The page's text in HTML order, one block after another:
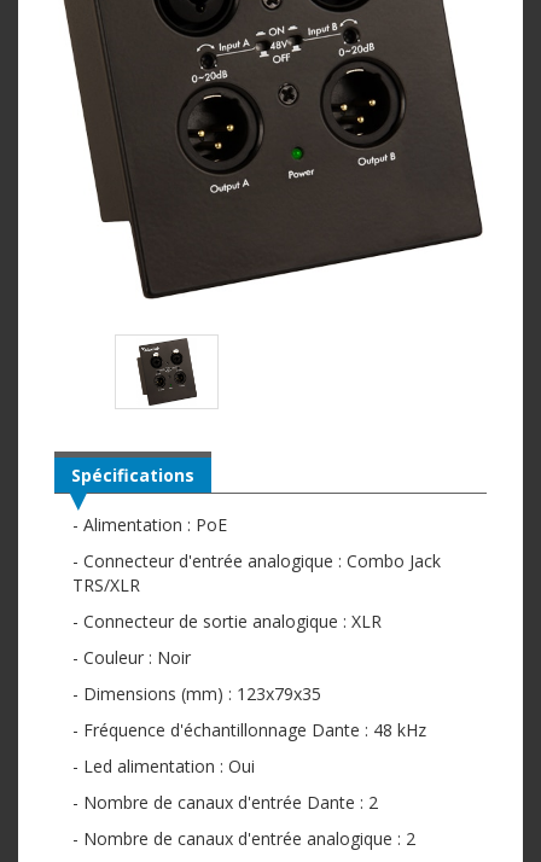
Spécifications
- Alimentation : PoE
- Connecteur d'entrée analogique : Combo Jack
TRS/XLR
- Connecteur de sortie analogique : XLR
- Couleur : Noir
- Dimensions (mm) : 123x79x35
- Fréquence d'échantillonnage Dante : 48 kHz
- Led alimentation : Oui
- Nombre de canaux d'entrée Dante : 2
- Nombre de canaux d'entrée analogique : 2